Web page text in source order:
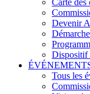
Devenir
Dispositif
Tous les